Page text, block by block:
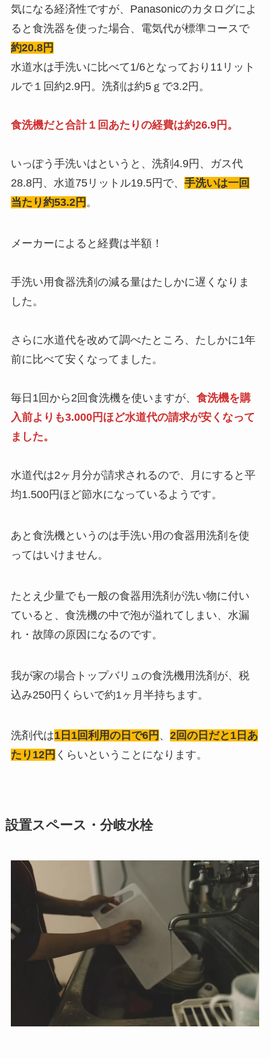
気になる経済性ですが、Panasonicのカタログによ
ると食洗器を使った場合、電気代が標準コースで
約20.8円
水道水は手洗いに比べて1/6となっており11リット
ルで１回約2.9円。洗剤は約5ｇで3.2円。
食洗機だと合計１回あたりの経費は約26.9円。
いっぽう手洗いはというと、洗剤4.9円、ガス代
28.8円、水道75リットル19.5円で、 手洗いは一回
当たり約53.2円 。
メーカーによると経費は半額！
手洗い用食器洗剤の減る量はたしかに遅くなりま
した。
さらに水道代を改めて調べたところ、たしかに1年
前に比べて安くなってました。
毎日1回から2回食洗機を使いますが、 食洗機を購
入前よりも3.000円ほど水道代の請求が安くなって
ました。
水道代は2ヶ月分が請求されるので、月にすると平
均1.500円ほど節水になっているようです。
あと食洗機というのは手洗い用の食器用洗剤を使
ってはいけません。
たとえ少量でも一般の食器用洗剤が洗い物に付い
ていると、食洗機の中で泡が溢れてしまい、水漏
れ・故障の原因になるのです。
我が家の場合トップバリュの食洗機用洗剤が、税
込み250円くらいで約1ヶ月半持ちます。
洗剤代は1日1回利用の日で6円 、 2回の日だと1日あ
たり12円 くらいということになります。
設置スペース・分岐水栓